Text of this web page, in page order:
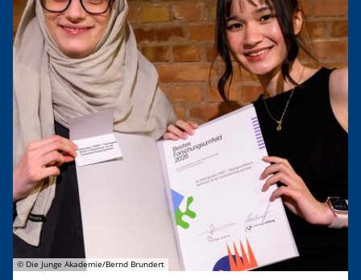
© Die Junge Akademie/Bernd Brundert